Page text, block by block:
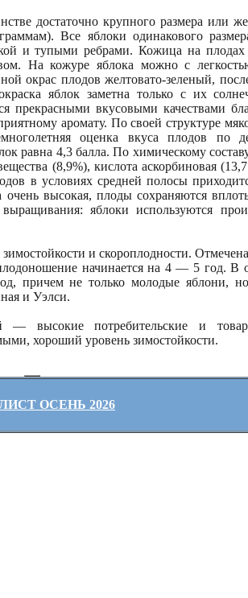
достаточно крупного размера или
Все яблоки одинакового
и тупыми ребрами. Кожица на плодах
На кожуре яблока можно с
окрас плодов желтовато-зеленый,
яблок заметна только с их
прекрасными вкусовыми качествами
аромату. По своей структуре
оценка вкуса плодов по
равна 4,3 балла. По химическому
(8,9%), кислота аскорбиновая
в условиях средней полосы
очень высокая, плоды сохраняются
яблоки используются
и скороплодности.
начинается на 4 — 5 год. В
причем не только молодые яблони,
и Уэлси.
высокие потребительские и
хороший уровень зимостойкости.
ОСЕНЬ 2026